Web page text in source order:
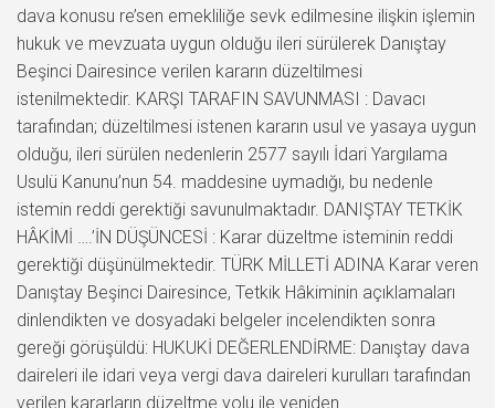
dava konusu re’sen emekliliğe sevk edilmesine ilişkin işlemin
hukuk ve mevzuata uygun olduğu ileri sürülerek Danıştay
Beşinci Dairesince verilen kararın düzeltilmesi
istenilmektedir. KARŞI TARAFIN SAVUNMASI : Davacı
tarafından; düzeltilmesi istenen kararın usul ve yasaya uygun
olduğu, ileri sürülen nedenlerin 2577 sayılı İdari Yargılama
Usulü Kanunu’nun 54. maddesine uymadığı, bu nedenle
istemin reddi gerektiği savunulmaktadır. DANIŞTAY TETKİK
HÂKİMİ ….’İN DÜŞÜNCESİ : Karar düzeltme isteminin reddi
gerektiği düşünülmektedir. TÜRK MİLLETİ ADINA Karar veren
Danıştay Beşinci Dairesince, Tetkik Hâkiminin açıklamaları
dinlendikten ve dosyadaki belgeler incelendikten sonra
gereği görüşüldü: HUKUKİ DEĞERLENDİRME: Danıştay dava
daireleri ile idari veya vergi dava daireleri kurulları tarafından
verilen kararların düzeltme yolu ile yeniden